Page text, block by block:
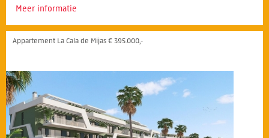
Meer informatie
Appartement La Cala de Mijas € 395.000,-